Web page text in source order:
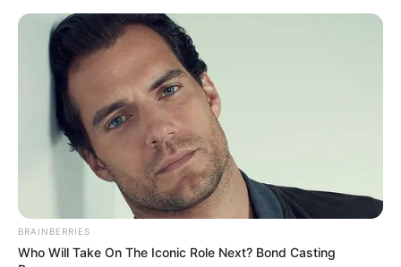
HOME
INSPIRASI
STYLE
FILM &
SERIES
NGAKAK
QUOTES
HYPE
MORE
BRAINBERRIES
Who Will Take On The Iconic Role Next? Bond Casting